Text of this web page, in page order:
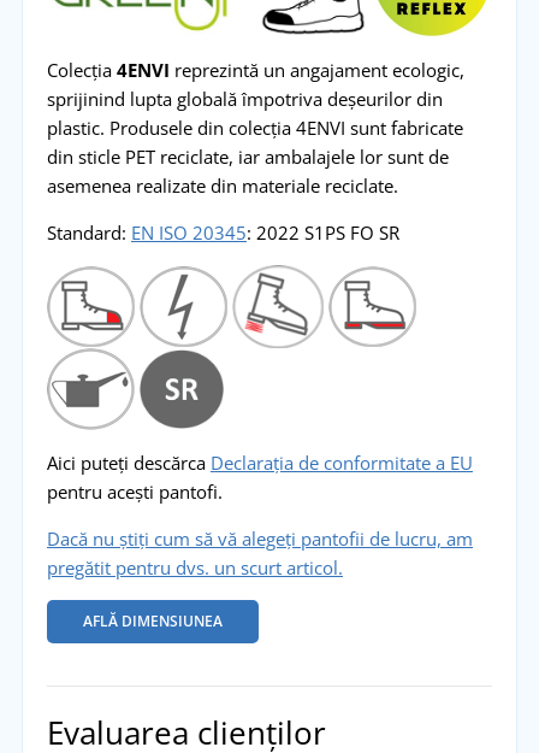
Colecția 4ENVI reprezintă un angajament ecologic,
sprijinind lupta globală împotriva deșeurilor din
plastic. Produsele din colecția 4ENVI sunt fabricate
din sticle PET reciclate, iar ambalajele lor sunt de
asemenea realizate din materiale reciclate.
Standard: EN ISO 20345: 2022 S1PS FO SR
Aici puteți descărca Declarația de conformitate a EU
pentru acești pantofi.
Dacă nu știți cum să vă alegeți pantofii de lucru, am
pregătit pentru dvs. un scurt articol.
AFLĂ DIMENSIUNEA
Evaluarea clienților